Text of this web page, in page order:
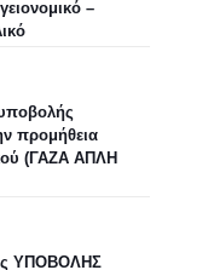
–
προμήθεια
(ΓΑΖΑ ΑΠΛΗ
ΥΠΟΒΟΛΗΣ